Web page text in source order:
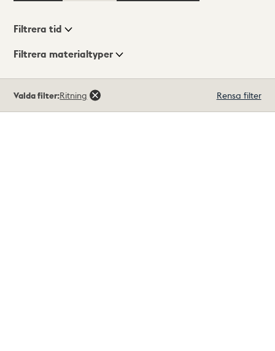
Visningsläge
Filtrera tid
Filtrera materialtyper
träffar
Valda filter:Ritning Rensa filter